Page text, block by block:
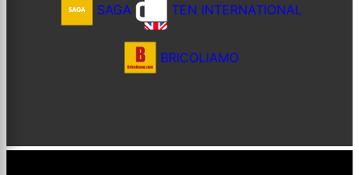
SAGA TEN INTERNATIONAL
BRICOLIAMO